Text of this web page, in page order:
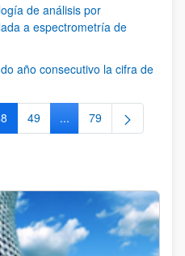
de análisis por
a espectrometría de
año consecutivo la cifra de
Use TAB para desplazarse.
PáginaPágina
49 ...Páginas intermedias
Página
79